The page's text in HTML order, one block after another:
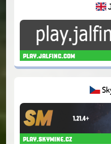
play.jalfinc.com
play.skymine.cz